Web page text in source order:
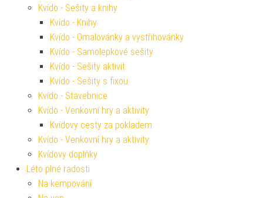
Kvído - Sešity a knihy
Kvído - Knihy
Kvído - Omalovánky a vystřihovánky
Kvído - Samolepkové sešity
Kvído - Sešity aktivit
Kvído - Sešity s fixou
Kvído - Stavebnice
Kvído - Venkovní hry a aktivity
Kvídovy cesty za pokladem
Kvído - Venkovní hry a aktivity
Kvídovy doplňky
Léto plné radosti
Na kempování